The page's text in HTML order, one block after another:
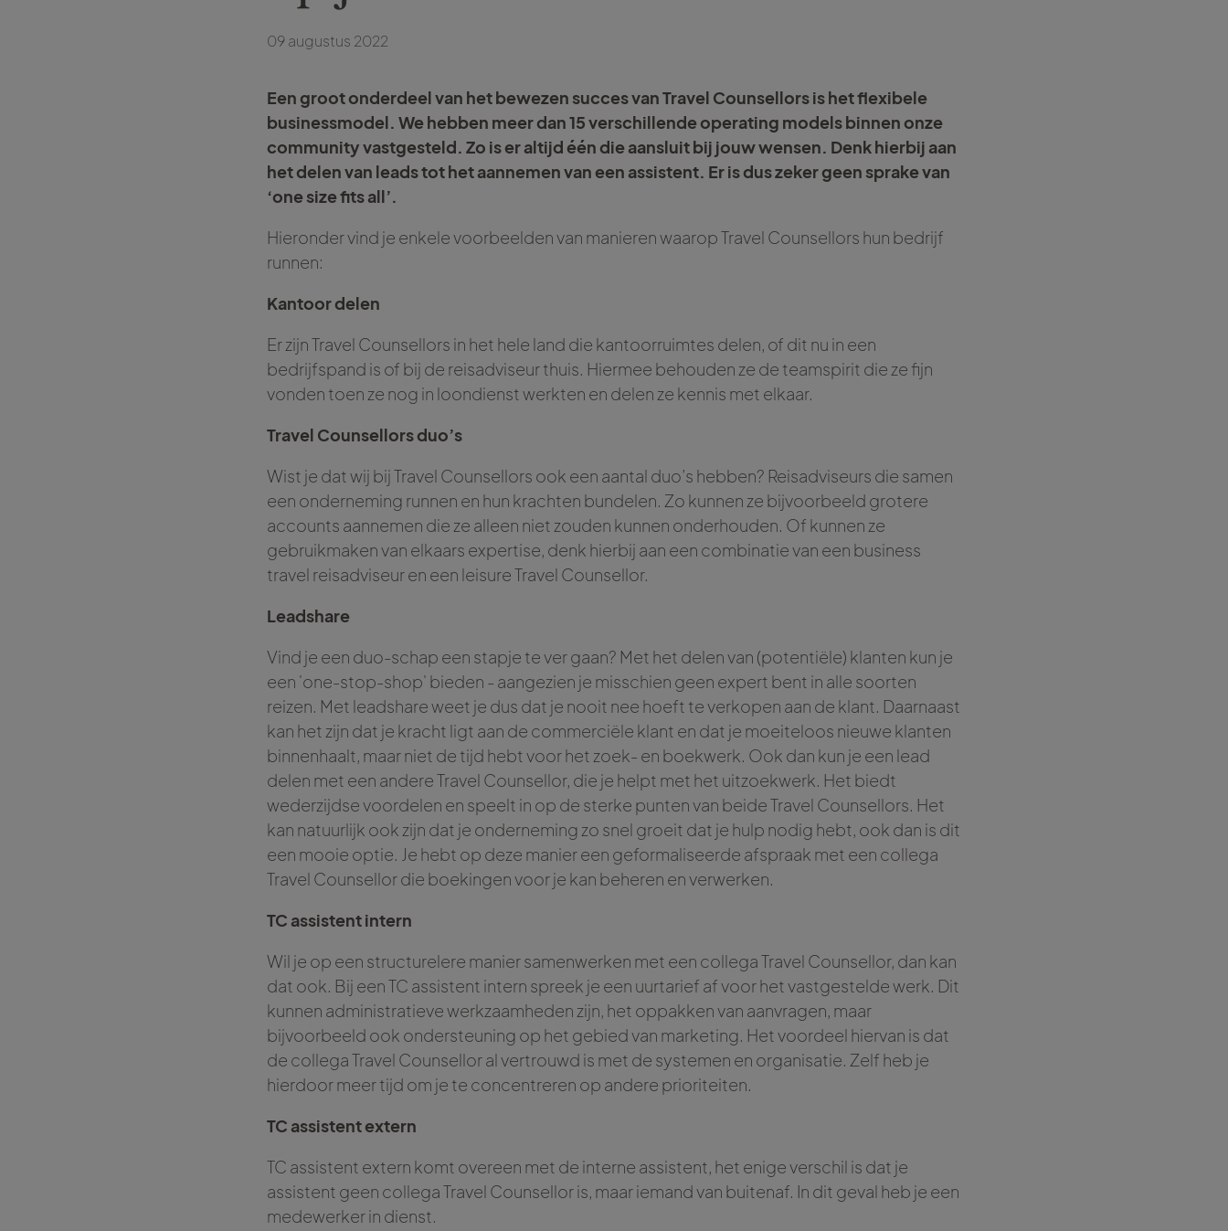
09 augustus 2022
Een groot onderdeel van het bewezen succes van Travel Counsellors is het flexibele
businessmodel. We hebben meer dan 15 verschillende operating models binnen onze
community vastgesteld. Zo is er altijd één die aansluit bij jouw wensen. Denk hierbij aan
het delen van leads tot het aannemen van een assistent. Er is dus zeker geen sprake van
‘one size fits all’.
Hieronder vind je enkele voorbeelden van manieren waarop Travel Counsellors hun bedrijf
runnen:
Kantoor delen
Er zijn Travel Counsellors in het hele land die kantoorruimtes delen, of dit nu in een
bedrijfspand is of bij de reisadviseur thuis. Hiermee behouden ze de teamspirit die ze fijn
vonden toen ze nog in loondienst werkten en delen ze kennis met elkaar.
Travel Counsellors duo’s
Wist je dat wij bij Travel Counsellors ook een aantal duo’s hebben? Reisadviseurs die samen
een onderneming runnen en hun krachten bundelen. Zo kunnen ze bijvoorbeeld grotere
accounts aannemen die ze alleen niet zouden kunnen onderhouden. Of kunnen ze
gebruikmaken van elkaars expertise, denk hierbij aan een combinatie van een business
travel reisadviseur en een leisure Travel Counsellor.
Leadshare
Vind je een duo-schap een stapje te ver gaan? Met het delen van (potentiële) klanten kun je
een 'one-stop-shop' bieden - aangezien je misschien geen expert bent in alle soorten
reizen. Met leadshare weet je dus dat je nooit nee hoeft te verkopen aan de klant. Daarnaast
kan het zijn dat je kracht ligt aan de commerciële klant en dat je moeiteloos nieuwe klanten
binnenhaalt, maar niet de tijd hebt voor het zoek- en boekwerk. Ook dan kun je een lead
delen met een andere Travel Counsellor, die je helpt met het uitzoekwerk. Het biedt
wederzijdse voordelen en speelt in op de sterke punten van beide Travel Counsellors. Het
kan natuurlijk ook zijn dat je onderneming zo snel groeit dat je hulp nodig hebt, ook dan is dit
een mooie optie. Je hebt op deze manier een geformaliseerde afspraak met een collega
Travel Counsellor die boekingen voor je kan beheren en verwerken.
TC assistent intern
Wil je op een structurelere manier samenwerken met een collega Travel Counsellor, dan kan
dat ook. Bij een TC assistent intern spreek je een uurtarief af voor het vastgestelde werk. Dit
kunnen administratieve werkzaamheden zijn, het oppakken van aanvragen, maar
bijvoorbeeld ook ondersteuning op het gebied van marketing. Het voordeel hiervan is dat
de collega Travel Counsellor al vertrouwd is met de systemen en organisatie. Zelf heb je
hierdoor meer tijd om je te concentreren op andere prioriteiten.
TC assistent extern
TC assistent extern komt overeen met de interne assistent, het enige verschil is dat je
assistent geen collega Travel Counsellor is, maar iemand van buitenaf. In dit geval heb je een
medewerker in dienst.